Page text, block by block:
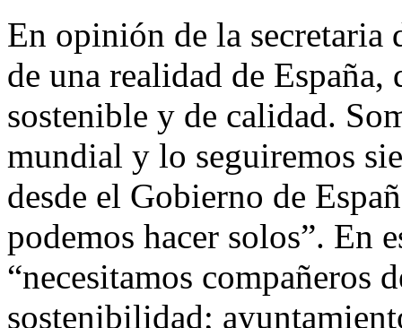
En opinión de la secretaria
de una realidad de
sostenible y de calidad.
mundial y lo seguiremos
desde el Gobierno de
podemos hacer solos”. En
“necesitamos compañeros
sostenibilidad;